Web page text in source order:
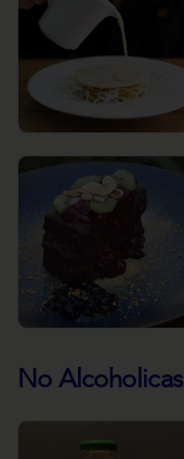
No Alcoholicas